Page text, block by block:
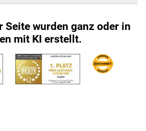
Seite wurden ganz oder in
mit KI erstellt.